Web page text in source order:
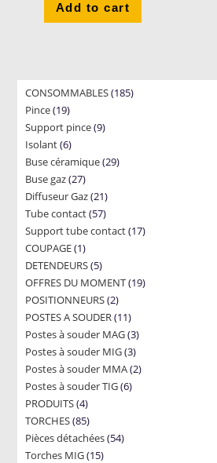
Add to cart
CONSOMMABLES 185185
Pince 1919
products
Support pince 99
Isolant 66
products
Buse céramique 2929
Buse gaz 2727
products
Diffuseur Gaz 2121
products
Tube contact 5757
products
Support tube contact 1717
COUPAGE 11
product
DETENDEURS 55
products
OFFRES DU MOMENT 1919
POSITIONNEURS 22
products
POSTES A SOUDER 1111
products
Postes à souder MAG 33
products
Postes à souder MIG 33
products
Postes à souder MMA 22
Postes à souder TIG 66
PRODUITS 44
products
TORCHES 8585
products
Pièces détachées 5454
Torches MIG 1515